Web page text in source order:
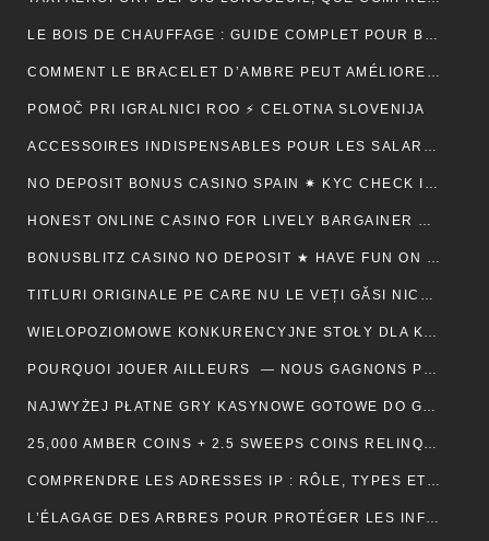
LE BOIS DE CHAUFFAGE : GUIDE COMPLET POUR BIEN CHOISIR SON COMBUSTIBLE
COMMENT LE BRACELET D’AMBRE PEUT AMÉLIORER VOTRE QUOTIDIEN
POMOČ PRI IGRALNICI ROO ⚡ CELOTNA SLOVENIJA
ACCESSOIRES INDISPENSABLES POUR LES SALARIÉS EN DÉPLACEMENT PROFESSIONNEL
NO DEPOSIT BONUS CASINO SPAIN ✷ KYC CHECK IN CANADA 🍀
HONEST ONLINE CASINO FOR LIVELY BARGAINER BACK ⚡️ CA ♦️
BONUSBLITZ CASINO NO DEPOSIT ★ HAVE FUN ON MULTIPLE PLATFORMS AUTOMATICALLY CANADIAN FEDERATION 💸
TITLURI ORIGINALE PE CARE NU LE VEȚI GĂSI NICĂIERI ALTUNDEVA. ♬ CONSTANȚA 🔮
WIELOPOZIOMOWE KONKURENCYJNE STOŁY DLA KAŻDEGO POZIOMU UMIEJĘTNOŚCI · RZECZPOSPOLITA POLSKA 💵
POURQUOI JOUER AILLEURS — NOUS GAGNONS PLUS ! — RÉPUBLIQUE FRANÇAISE 💵
NAJWYŻEJ PŁATNE GRY KASYNOWE GOTOWE DO GRY — POLSKA REGION CLAIM YOUR REWARD
25,000 AMBER COINS + 2.5 SWEEPS COINS RELINQUISH ALONG SIGN IMPROVING • IE 🏦
COMPRENDRE LES ADRESSES IP : RÔLE, TYPES ET UTILITÉ AU QUOTIDIEN
L’ÉLAGAGE DES ARBRES POUR PROTÉGER LES INFRASTRUCTURES